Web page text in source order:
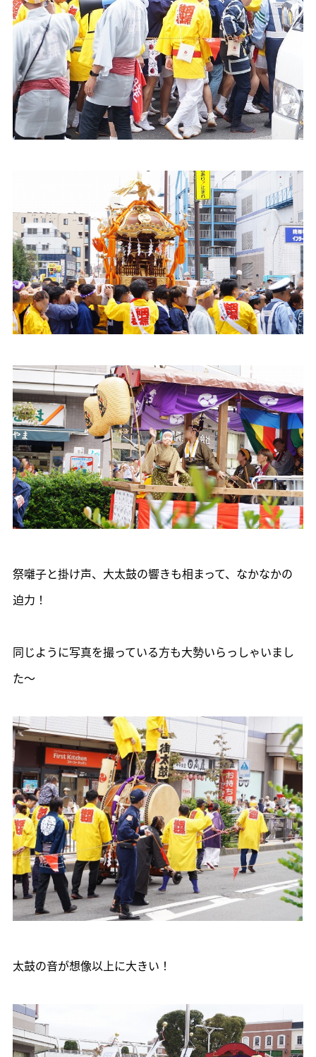
祭囃子と掛け声、大太鼓の響きも相まって、なかなかの
迫力！
同じように写真を撮っている方も大勢いらっしゃいまし
た～
太鼓の音が想像以上に大きい！